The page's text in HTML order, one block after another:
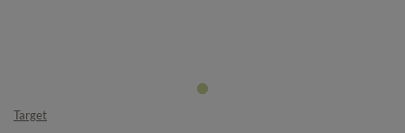
Target